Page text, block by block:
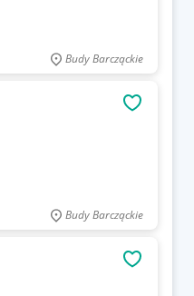
Budy Barcząckie
Budy Barcząckie